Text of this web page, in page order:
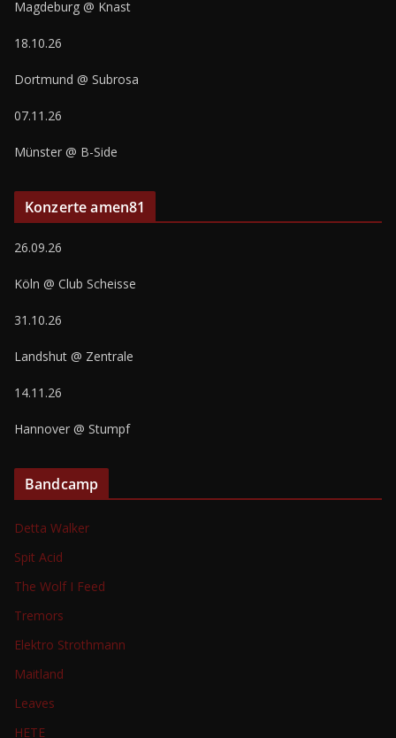
Magdeburg @ Knast
18.10.26
Dortmund @ Subrosa
07.11.26
Münster @ B-Side
Konzerte amen81
26.09.26
Köln @ Club Scheisse
31.10.26
Landshut @ Zentrale
14.11.26
Hannover @ Stumpf
Bandcamp
Detta Walker
Spit Acid
The Wolf I Feed
Tremors
Elektro Strothmann
Maitland
Leaves
HETE